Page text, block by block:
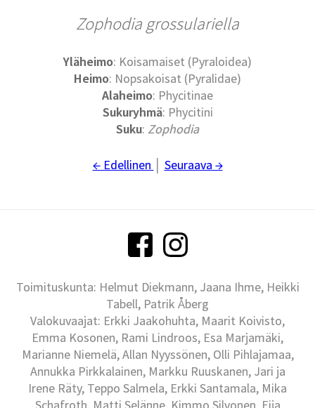
Zophodia grossulariella
Yläheimo: Koisamaiset (Pyraloidea)
Heimo: Nopsakoisat (Pyralidae)
Alaheimo: Phycitinae
Sukuryhmä: Phycitini
Suku: Zophodia
← Edellinen Seuraava →
Toimituskunta: Helmut Diekmann, Jaana Ihme, Heikki
Tabell, Patrik Åberg
Valokuvaajat: Erkki Jaakohuhta, Maarit Koivisto,
Emma Kosonen, Rami Lindroos, Esa Marjamäki,
Marianne Niemelä, Allan Nyyssönen, Olli Pihlajamaa,
Annukka Pirkkalainen, Markku Ruuskanen, Jari ja
Irene Räty, Teppo Salmela, Erkki Santamala, Mika